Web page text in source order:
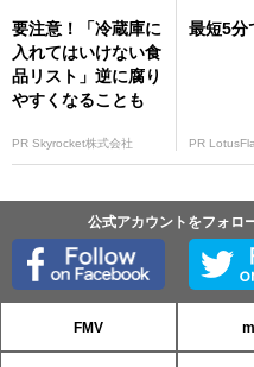
要注意！「冷蔵庫に
入れてはいけない食
品リスト」逆に腐り
やすくなることも
PR Skyrocket株式会社
最短5分
PR
公式アカウントをフォロ
FMV